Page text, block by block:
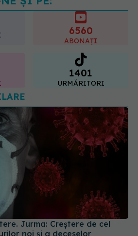
ABONAȚI
1401
URMĂRITORI
Jurma: Creștere de cel
noi și a deceselor